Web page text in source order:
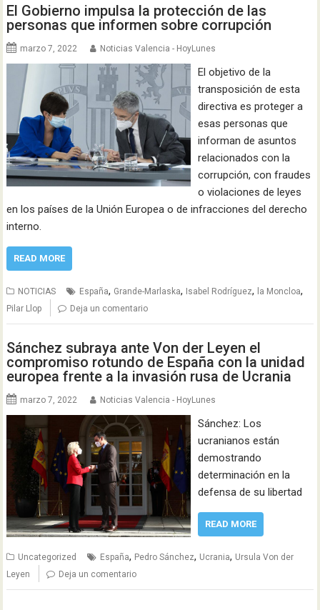
El Gobierno impulsa la protección de las
personas que informen sobre corrupción
marzo 7, 2022 Noticias Valencia - HoyLunes
El objetivo de la
transposición de esta
directiva es proteger a
esas personas que
informan de asuntos
relacionados con la
corrupción, con fraudes
o violaciones de leyes
en los países de la Unión Europea o de infracciones del derecho
interno.
READ MORE
NOTICIAS España, Grande-Marlaska, Isabel Rodríguez, la Moncloa,
Pilar Llop Deja un comentario
Sánchez subraya ante Von der Leyen el
compromiso rotundo de España con la unidad
europea frente a la invasión rusa de Ucrania
marzo 7, 2022 Noticias Valencia - HoyLunes
Sánchez: Los
ucranianos están
demostrando
determinación en la
defensa de su libertad
READ MORE
Uncategorized España, Pedro Sánchez, Ucrania, Ursula Von der
Leyen
Deja un comentario